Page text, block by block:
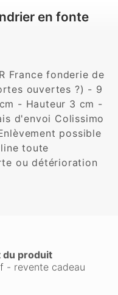
en fonte
France fonderie de
ouvertes ?) - 9
- Hauteur 3 cm -
d'envoi Colissimo
possible
toute
ou détérioration
du produit
- revente cadeau